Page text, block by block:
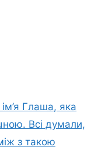
Глаша, яка
Всі думали,
з такою